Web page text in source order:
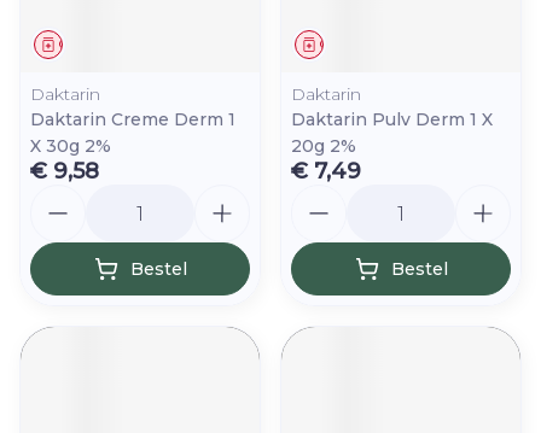
Geneesmiddel
Daktarin
Daktarin Creme Derm 1
X 30g 2%
€ 9,58
Bestel
Geneesmiddel
Daktarin
Daktarin Pulv Derm 1 X
20g 2%
€ 7,49
Bestel